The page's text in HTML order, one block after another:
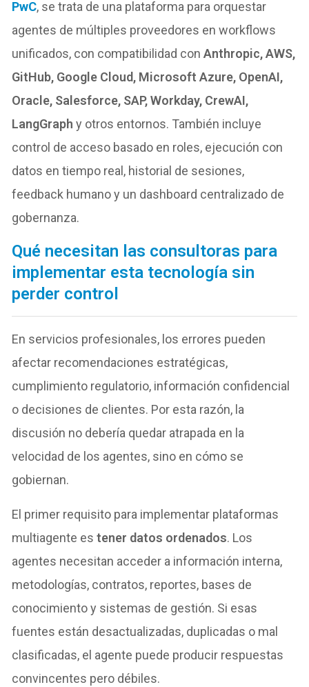
PwC, se trata de una plataforma para orquestar
agentes de múltiples proveedores en workflows
unificados, con compatibilidad conAnthropic, AWS,
GitHub, Google Cloud, Microsoft Azure, OpenAI,
Oracle, Salesforce, SAP, Workday, CrewAI,
LangGraph y otros entornos. También incluye
control de acceso basado en roles, ejecución con
datos en tiempo real, historial de sesiones,
feedback humano y un dashboard centralizado de
gobernanza.
Qué necesitan las consultoras para
implementar esta tecnología sin
perder control
En servicios profesionales, los errores pueden
afectar recomendaciones estratégicas,
cumplimiento regulatorio, información confidencial
o decisiones de clientes. Por esta razón, la
discusión no debería quedar atrapada en la
velocidad de los agentes, sino en cómo se
gobiernan.
El primer requisito para implementar plataformas
multiagente estener datos ordenados. Los
agentes necesitan acceder a información interna,
metodologías, contratos, reportes, bases de
conocimiento y sistemas de gestión. Si esas
fuentes están desactualizadas, duplicadas o mal
clasificadas, el agente puede producir respuestas
convincentes pero débiles.